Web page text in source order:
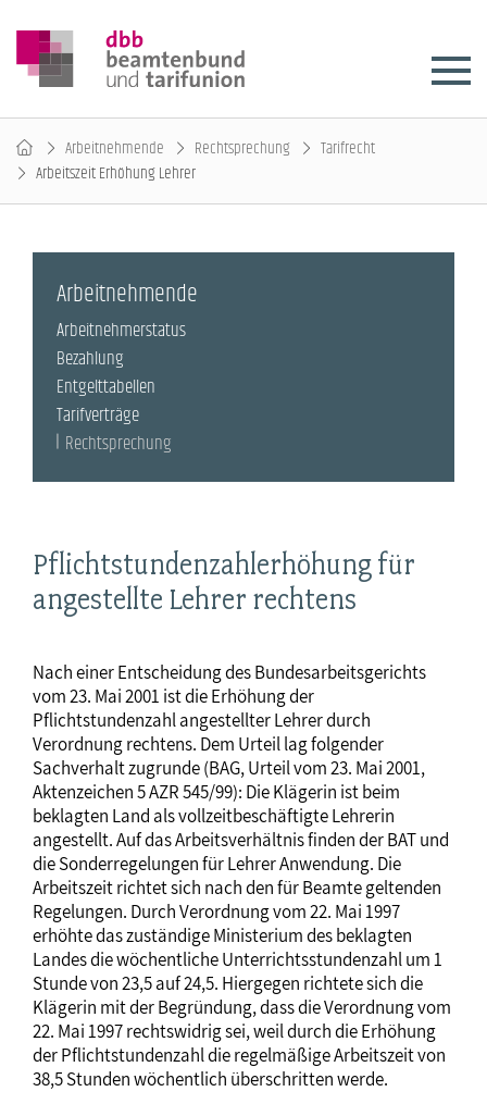
Arbeitnehmende Rechtsprechung
Tarifrecht
Arbeitszeit Erhöhung Lehrer
Pflichtstundenzahlerhöhung für
angestellte Lehrer rechtens
Nach einer Entscheidung des Bundesarbeitsgerichts
vom 23. Mai 2001 ist die Erhöhung der
Pflichtstundenzahl angestellter Lehrer durch
Verordnung rechtens. Dem Urteil lag folgender
Sachverhalt zugrunde (BAG, Urteil vom 23. Mai 2001,
Aktenzeichen 5 AZR 545/99): Die Klägerin ist beim
beklagten Land als vollzeitbeschäftigte Lehrerin
angestellt. Auf das Arbeitsverhältnis finden der BAT und
die Sonderregelungen für Lehrer Anwendung. Die
Arbeitszeit richtet sich nach den für Beamte geltenden
Regelungen. Durch Verordnung vom 22. Mai 1997
erhöhte das zuständige Ministerium des beklagten
Landes die wöchentliche Unterrichtsstundenzahl um 1
Stunde von 23,5 auf 24,5. Hiergegen richtete sich die
Klägerin mit der Begründung, dass die Verordnung vom
22. Mai 1997 rechtswidrig sei, weil durch die Erhöhung
der Pflichtstundenzahl die regelmäßige Arbeitszeit von
38,5 Stunden wöchentlich überschritten werde.
Arbeitnehmende
Arbeitnehmerstatus
Bezahlung
Entgelttabellen
Tarifverträge
Rechtsprechung